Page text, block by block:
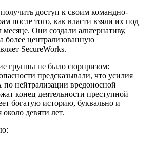
доступ к своим командно-
после того, как власти взяли их под
Они создали альтернативу,
более централизованную
SecureWorks.
группы не было сюрпризом:
предсказывали, что усилия
нейтрализации вредоносной
конец деятельности преступной
богатую историю, буквально и
девяти лет.